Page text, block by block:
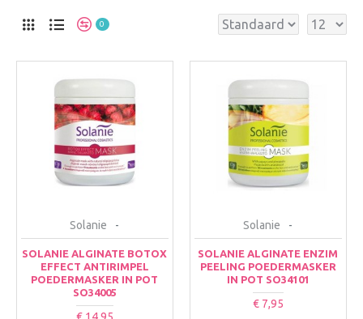
0
Solanie -
SOLANIE ALGINATE BOTOX
EFFECT ANTIRIMPEL
POEDERMASKER IN POT
SO34005
Solanie -
SOLANIE ALGINATE ENZIM
PEELING POEDERMASKER
IN POT SO34101
€ 7,95